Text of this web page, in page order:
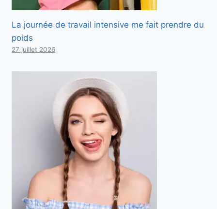
La journée de travail intensive me fait prendre du
poids
27 juillet 2026